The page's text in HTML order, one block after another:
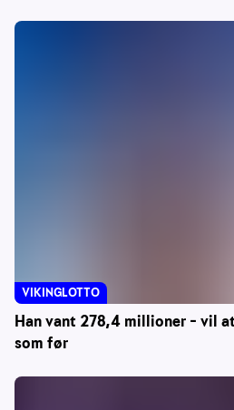
Han vant 278,4 millioner – vil
som før
VIKINGLOTTO